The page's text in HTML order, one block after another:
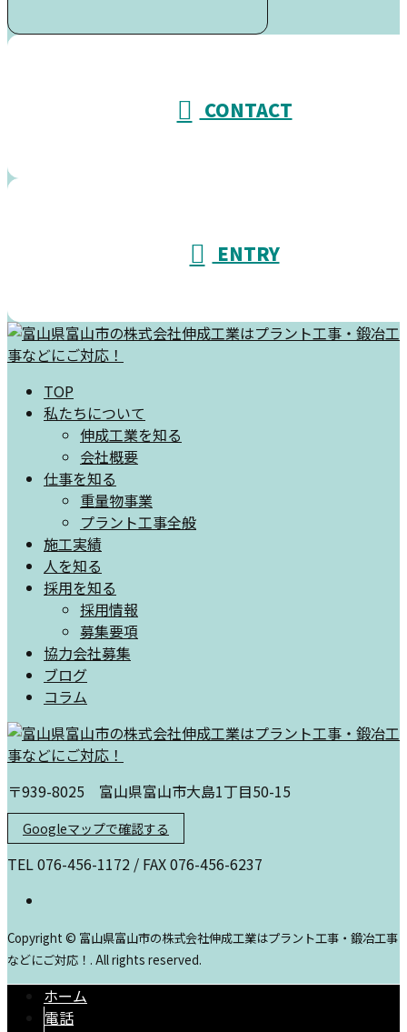
CONTACT
ENTRY
TOP
私たちについて
伸成工業を知る
会社概要
仕事を知る
重量物事業
プラント工事全般
施工実績
人を知る
採用を知る
採用情報
募集要項
協力会社募集
ブログ
コラム
〒939-8025 富山県富山市大島1丁目50-15
Googleマップで確認する
TEL 076-456-1172 / FAX 076-456-6237
Copyright © 富山県富山市の株式会社伸成工業はプラント工事・鍛冶工事
などにご対応！. All rights reserved.
ホーム
電話